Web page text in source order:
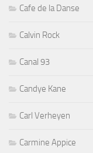
Cafe de la Danse
Calvin Rock
Canal 93
Candye Kane
Carl Verheyen
Carmine Appice